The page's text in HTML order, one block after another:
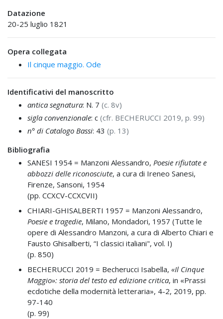
Datazione
20-25 luglio 1821
Opera collegata
Il cinque maggio. Ode
Identificativi del manoscritto
antica segnatura: N. 7 (c. 8v)
sigla convenzionale: c (cfr. BECHERUCCI 2019, p. 99)
n° di Catalogo Bassi: 43 (p. 13)
Bibliografia
SANESI 1954 = Manzoni Alessandro, Poesie rifiutate e
abbozzi delle riconosciute, a cura di Ireneo Sanesi,
Firenze, Sansoni, 1954
(pp. CCXCV-CCXCVII)
CHIARI-GHISALBERTI 1957 = Manzoni Alessandro,
Poesie e tragedie, Milano, Mondadori, 1957 (Tutte le
opere di Alessandro Manzoni, a cura di Alberto Chiari e
Fausto Ghisalberti, “I classici italiani", vol. I)
(p. 850)
BECHERUCCI 2019 = Becherucci Isabella, «Il Cinque
Maggio»: storia del testo ed edizione critica, in «Prassi
ecdotiche della modernità letteraria», 4-2, 2019, pp.
97-140
(p. 99)